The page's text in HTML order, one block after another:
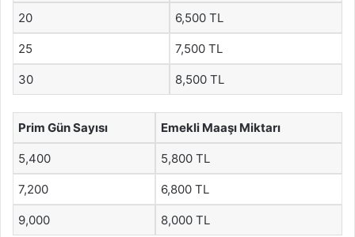
20 6,500 TL
25 7,500 TL
30 8,500 TL
Prim Gün Sayısı Emekli Maaşı Miktarı
5,400 5,800 TL
7,200 6,800 TL
9,000 8,000 TL